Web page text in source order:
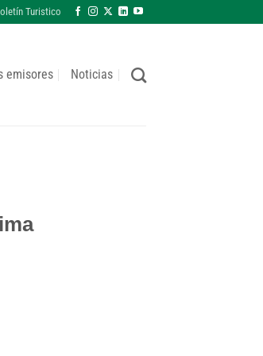
Turistico
emisores Noticias